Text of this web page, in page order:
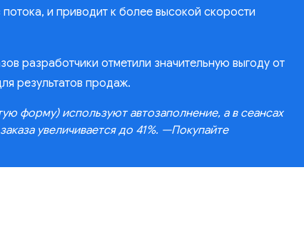
и приводит к более высокой скорости
разработчики отметили значительную выгоду от
результатов продаж.
форму) используют автозаполнение, а в сеансах
увеличивается до 41%. —Покупайте